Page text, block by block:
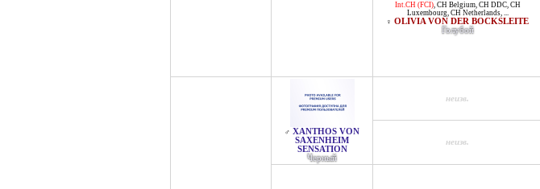
Int.CH (FCI), CH Belgium, CH DDC, CH
Luxembourg, CH Netherlands, ...
♀ OLIVIA VON DER BOCKSLEITE
Голубой
♂ XANTHOS VON
SAXENHEIM
SENSATION
Черный
неизв.
неизв.